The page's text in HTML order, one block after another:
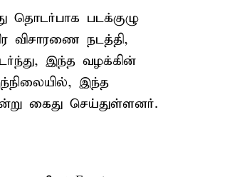
படக்குழு
விசாரணை நடத்தி,
இந்த வழக்கின்
இந்த
கைது செய்துள்ளனர்.